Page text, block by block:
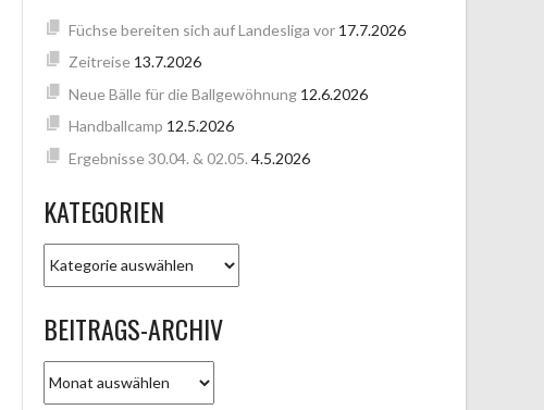
Füchse bereiten sich auf Landesliga vor 17.7.2026
Zeitreise 13.7.2026
Neue Bälle für die Ballgewöhnung 12.6.2026
Handballcamp 12.5.2026
Ergebnisse 30.04. & 02.05. 4.5.2026
KATEGORIEN
BEITRAGS-ARCHIV
ARCHIV